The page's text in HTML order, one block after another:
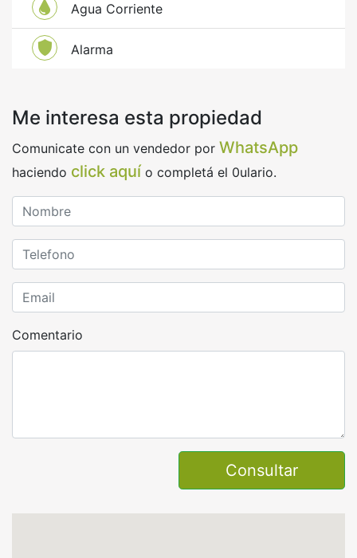
Agua Corriente
Alarma
Me interesa esta propiedad
Comunicate con un vendedor por WhatsApp
haciendo click aquí o completá el 0ulario.
Comentario
Consultar